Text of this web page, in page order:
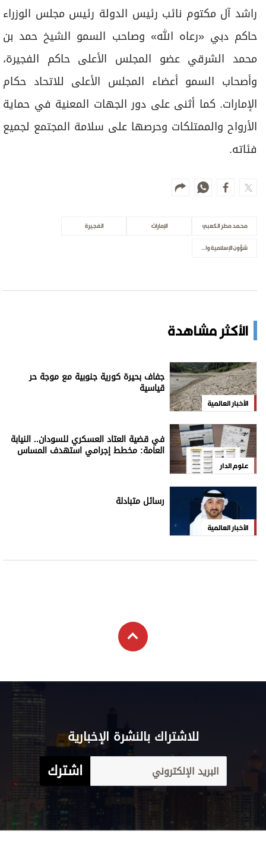
راشد آل مكتوم نائب رئيس الدولة رئيس مجلس الوزراء
حاكم دبي «رعاه الله» وصاحب السمو الشيخ حمد بن
محمد الشرقي عضو المجلس الأعلى حاكم الفجيرة،
وأصحاب السمو أعضاء المجلس الأعلى للاتحاد حكام
الإمارات. كما أثنى على دور الجهات المعنية في حماية
الأرواح والممتلكات وحرصها على سلامة المجتمع لجميع
فئاته.
محمد مطر الكعبي الإمارات الفجيرة
شؤون الإسلامية والأوقاف
الأكثر مشاهدة
الأخبار العالمية
جفاف بحيرة كورية جنوبية مع موجة حر
قياسية
علوم الدار
في قضية العتاد العسكري للسودان.. النيابة
العامة: مخطط إجرامي استهدف المساس
الأخبار العالمية
رسائل متبادلة
للاشتراك بالنشرة الإخبارية
اشترك